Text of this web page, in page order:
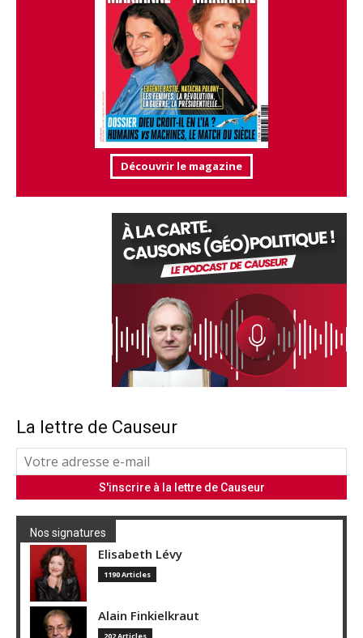
Découvrir le magazine
La lettre de Causeur
Nos signatures
Elisabeth Lévy
1190 Articles
Alain Finkielkraut
202 Articles